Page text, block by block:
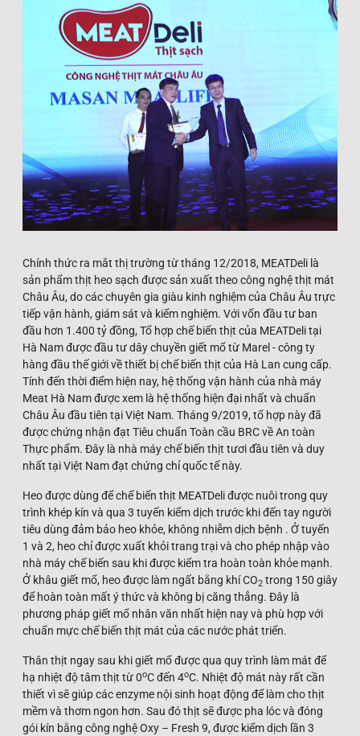
Chính thức ra mắt thị trường từ tháng 12/2018, MEATDeli là
sản phẩm thịt heo sạch được sản xuất theo công nghệ thịt mát
Châu Âu, do các chuyên gia giàu kinh nghiệm của Châu Âu trực
tiếp vận hành, giám sát và kiểm nghiệm. Với vốn đầu tư ban
đầu hơn 1.400 tỷ đồng, Tổ hợp chế biến thịt của MEATDeli tại
Hà Nam được đầu tư dây chuyền giết mổ từ Marel - công ty
hàng đầu thế giới về thiết bị chế biến thịt của Hà Lan cung cấp.
Tính đến thời điểm hiện nay, hệ thống vận hành của nhà máy
Meat Hà Nam được xem là hệ thống hiện đại nhất và chuẩn
Châu Âu đầu tiên tại Việt Nam. Tháng 9/2019, tổ hợp này đã
được chứng nhận đạt Tiêu chuẩn Toàn cầu BRC về An toàn
Thực phẩm. Đây là nhà máy chế biến thịt tươi đầu tiên và duy
nhất tại Việt Nam đạt chứng chỉ quốc tế này.
Heo được dùng để chế biến thịt MEATDeli được nuôi trong quy
trình khép kín và qua 3 tuyến kiểm dịch trước khi đến tay người
tiêu dùng đảm bảo heo khỏe, không nhiễm dịch bệnh . Ở tuyến
1 và 2, heo chỉ được xuất khỏi trang trại và cho phép nhập vào
nhà máy chế biến sau khi được kiểm tra hoàn toàn khỏe mạnh.
Ở khâu giết mổ, heo được làm ngất bằng khí CO­2 trong 150 giây
để hoàn toàn mất ý thức và không bị căng thẳng. Đây là
phương pháp giết mổ nhân văn nhất hiện nay và phù hợp với
chuẩn mực chế biến thịt mát của các nước phát triển.
Thân thịt ngay sau khi giết mổ được qua quy trình làm mát để
hạ nhiệt độ tâm thịt từ 0oC đến 4oC. Nhiệt độ mát này rất cần
thiết vì sẽ giúp các enzyme nội sinh hoạt động để làm cho thịt
mềm và thơm ngon hơn. Sau đó thịt sẽ được pha lóc và đóng
gói kín bằng công nghệ Oxy – Fresh 9, được kiểm dịch lần 3